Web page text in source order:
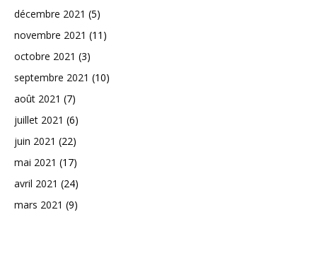
décembre 2021 (5)
novembre 2021 (11)
octobre 2021 (3)
septembre 2021 (10)
août 2021 (7)
juillet 2021 (6)
juin 2021 (22)
mai 2021 (17)
avril 2021 (24)
mars 2021 (9)